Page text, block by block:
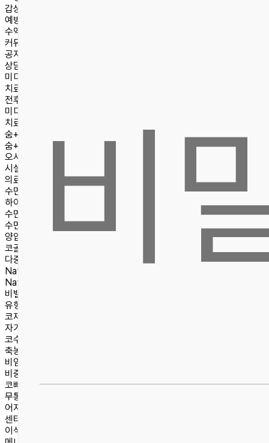
갑상선·목 초음파
예방접종
수액치료
커뮤니티
공지사항
상담문의
미디어
치료후기
전후사진
미디어
치료후기
비
숨+ 스토리
숨+ 철학
오시는길/진료안내
시설안내
의료진소개
수면센터
하이패스 수면센터 소개
수면무호흡증
수면다원검사
양압기
코골이수술
다중수면 잠복기검사
Natural
Natural 숨플러스코성형
비밸브재건술
유형별 코성형
코재수술
자가늑연골/자가진피
코수술센터
축농증
비염
비중격만곡증
코뼈골절
무통편도수술
어지럼증센터
센터소개
이석증